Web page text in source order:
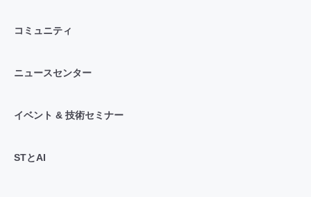
コミュニティ
ニュースセンター
イベント & 技術セミナー
STとAI